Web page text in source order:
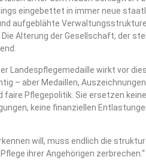
eingebettet in immer neue
aufgeblähte
Alterung der Gesellschaft, der
Landespflegemedaille wirkt vor
– aber Medaillen,
Pflegepolitik. Sie ersetzen
keine finanziellen
will, muss endlich die
ihrer Angehörigen zerbrechen.“